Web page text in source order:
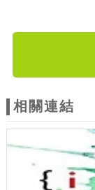
相關連結